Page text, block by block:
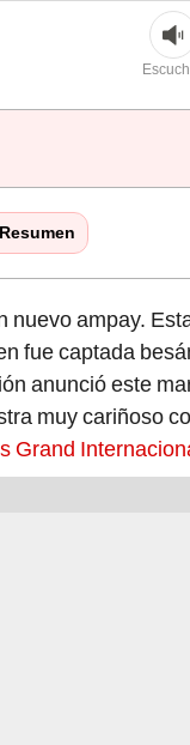
Resumen
nuevo ampay.
fue captada
anunció este
muy cariñoso
Grand